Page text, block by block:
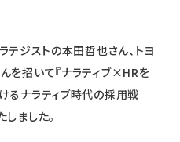
テジストの本田哲也さん、トヨ
を招いて『ナラティブ×HRを
るナラティブ時代の採用戦
ました。